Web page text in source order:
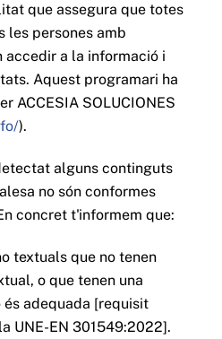
que assegura que totes
les persones amb
a la informació i
Aquest programari ha
ACCESIA SOLUCIONES
).
alguns continguts
no són conformes
concret t'informem que:
textuals que no tenen
o que tenen una
adequada [requisit
UNE-EN 301549:2022].